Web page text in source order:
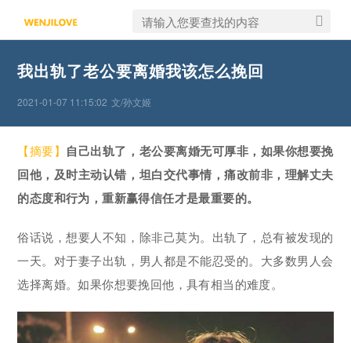
我出轨了老公要离婚我该怎么挽回
2021-01-07 11:15:02 文/孙文姬
【摘要】 自己出轨了，老公要离婚无可厚非，如果你想要挽
回他，及时主动认错，坦白交代事情，痛改前非，理解丈夫
的态度和行为，重新赢得信任才是最重要的。
俗话说，想要人不知，除非己莫为。出轨了，总有被发现的
一天。对于妻子出轨，男人都是不能忍受的。大多数男人会
选择离婚。如果你想要挽回他，具有相当的难度。